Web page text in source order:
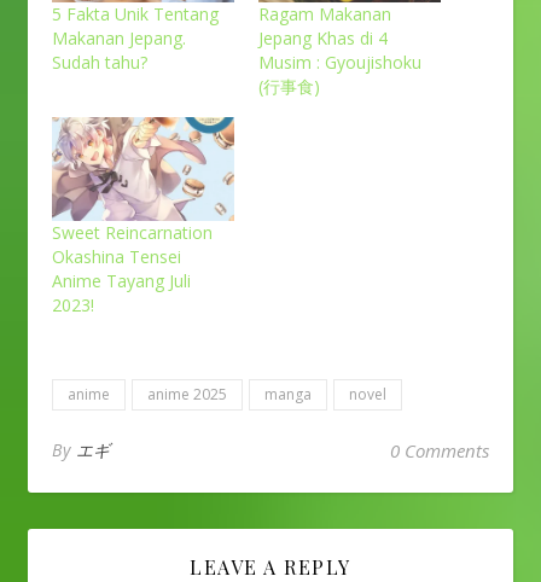
5 Fakta Unik Tentang
Makanan Jepang.
Sudah tahu?
Ragam Makanan
Jepang Khas di 4
Musim : Gyoujishoku
(行事食)
Sweet Reincarnation
Okashina Tensei
Anime Tayang Juli
2023!
anime anime 2025 manga novel
By エギ 0 Comments
LEAVE A REPLY